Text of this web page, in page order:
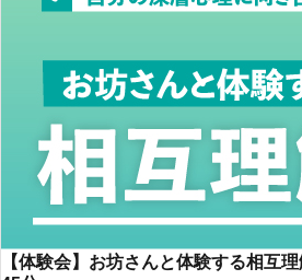
【体験会】お坊さんと体験する相互